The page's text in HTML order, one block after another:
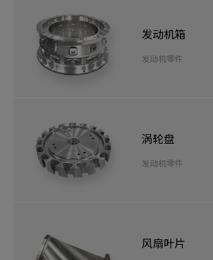
发动机箱
发动机零件
涡轮盘
发动机零件
风扇叶片